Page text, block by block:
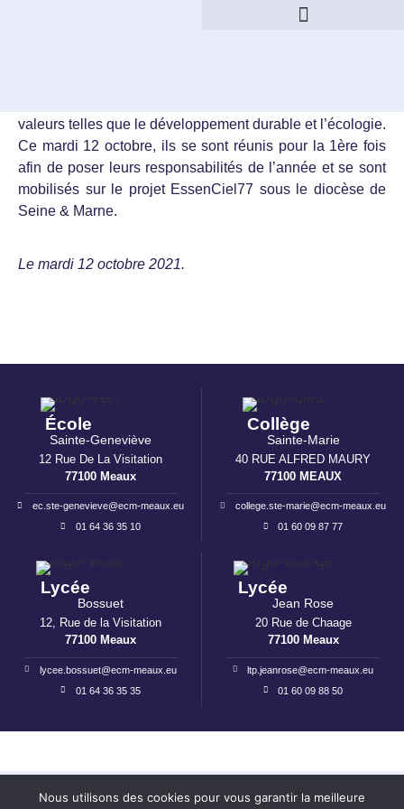
« Heureux les pauvres de coeur, car le royaume des
valeurs telles que le développement durable et l’écologie.
Ce mardi 12 octobre, ils se sont réunis pour la 1ère fois
afin de poser leurs responsabilités de l’année et se sont
mobilisés sur le projet EssenCiel77 sous le diocèse de
Seine & Marne.
Le mardi 12 octobre 2021.
École
Sainte-Geneviève
12 Rue De La Visitation
77100 Meaux
ec.ste-genevieve@ecm-meaux.eu
01 64 36 35 10
Collège
Sainte-Marie
40 RUE ALFRED MAURY
77100 MEAUX
college.ste-marie@ecm-meaux.eu
01 60 09 87 77
Lycée
Bossuet
12, Rue de la Visitation
77100 Meaux
lycee.bossuet@ecm-meaux.eu
01 64 36 35 35
Lycée
Jean Rose
20 Rue de Chaage
77100 Meaux
ltp.jeanrose@ecm-meaux.eu
01 60 09 88 50
Nous utilisons des cookies pour vous garantir la meilleure